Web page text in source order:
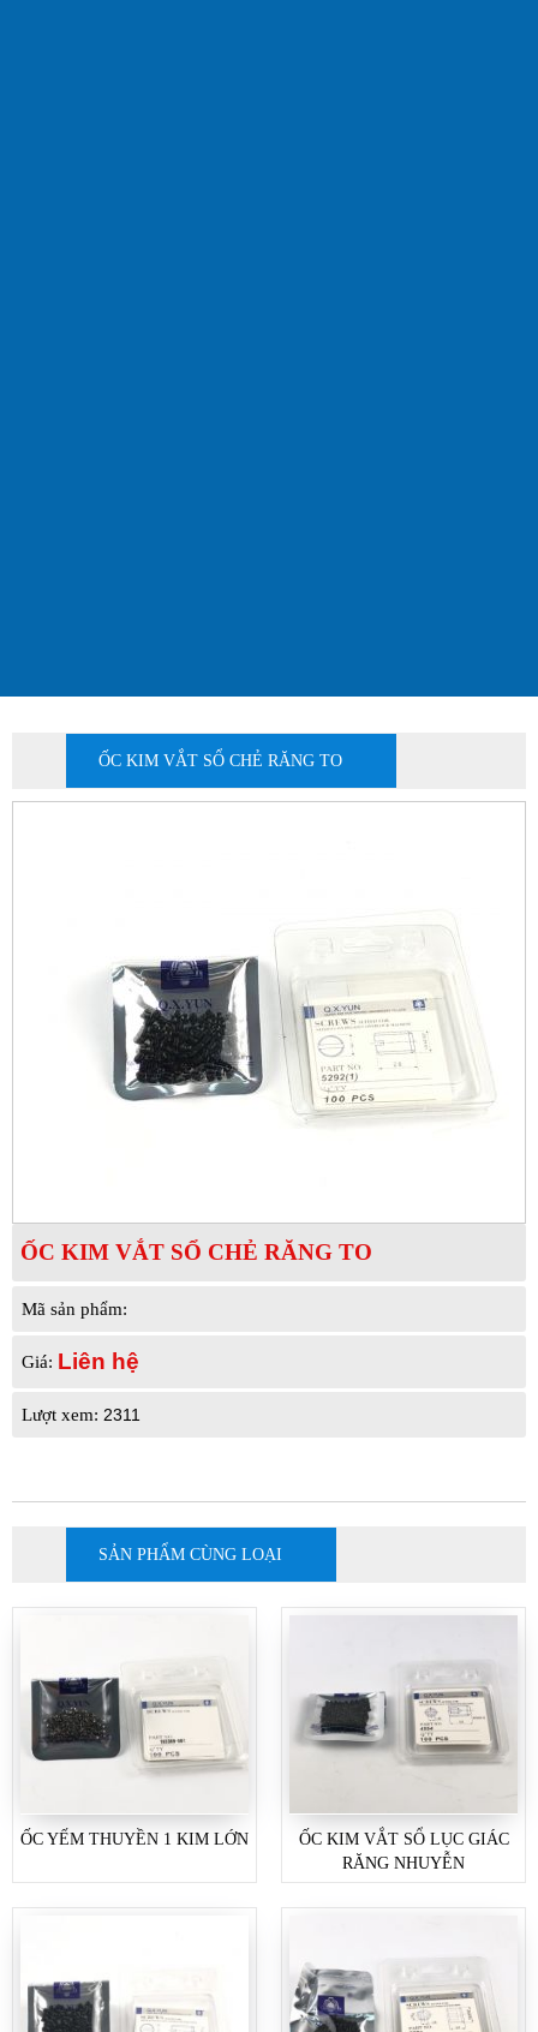
ỐC KIM VẮT SỔ CHẺ RĂNG TO
ỐC KIM VẮT SỔ CHẺ RĂNG TO
Mã sản phẩm:
Giá: Liên hệ
Lượt xem: 2311
SẢN PHẨM CÙNG LOẠI
ỐC YẾM THUYỀN 1 KIM LỚN
ỐC KIM VẮT SỔ LỤC GIÁC
RĂNG NHUYỄN